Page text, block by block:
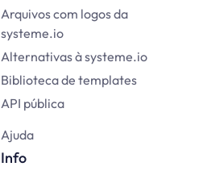
Arquivos com logos da
systeme.io
Alternativas à systeme.io
Biblioteca de templates
API pública
Ajuda
Info